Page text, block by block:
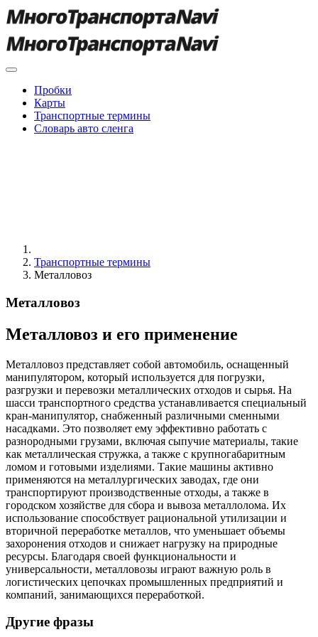
Пробки
Карты
Транспортные термины
Словарь авто сленга
Транспортные термины
Металловоз
Металловоз
Металловоз и его применение
Металловоз представляет собой автомобиль, оснащенный
манипулятором, который используется для погрузки,
разгрузки и перевозки металлических отходов и сырья. На
шасси транспортного средства устанавливается специальный
кран-манипулятор, снабженный различными сменными
насадками. Это позволяет ему эффективно работать с
разнородными грузами, включая сыпучие материалы, такие
как металлическая стружка, а также с крупногабаритным
ломом и готовыми изделиями. Такие машины активно
применяются на металлургических заводах, где они
транспортируют производственные отходы, а также в
городском хозяйстве для сбора и вывоза металлолома. Их
использование способствует рациональной утилизации и
вторичной переработке металлов, что уменьшает объемы
захоронения отходов и снижает нагрузку на природные
ресурсы. Благодаря своей функциональности и
универсальности, металловозы играют важную роль в
логистических цепочках промышленных предприятий и
компаний, занимающихся переработкой.
Другие фразы